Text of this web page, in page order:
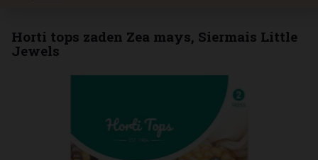
Horti tops zaden Zea mays, Siermais Little
Jewels